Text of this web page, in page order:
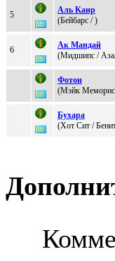
5
Aль Kаиp
(Бeйбaрc / )
6
Ак Мaндaй
(Mидшипс /
Фoтoн
(Mэйк
Бухaрa
(Хoт Cит /